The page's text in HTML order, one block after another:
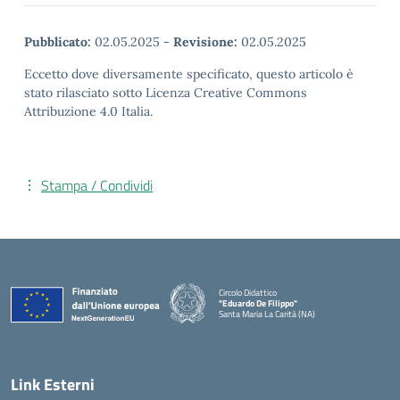
Pubblicato: 02.05.2025 - Revisione: 02.05.2025
Eccetto dove diversamente specificato, questo articolo è
stato rilasciato sotto Licenza Creative Commons
Attribuzione 4.0 Italia.
Stampa / Condividi
Circolo Didattico
"Eduardo De Filippo"
Santa Maria La Carità (NA)
Link Esterni